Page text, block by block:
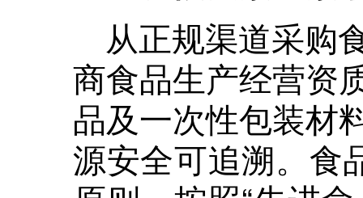
从正规渠道采购
商食品生产经营资
品及一次性包装材
源安全可追溯。食